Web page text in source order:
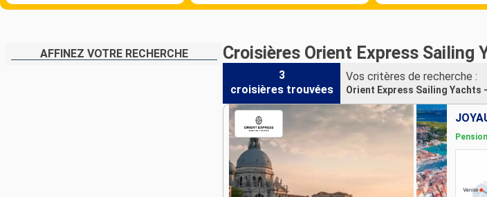
AFFINEZ VOTRE RECHERCHE Croisières Orient Express Sailing
3
croisières trouvées
Vos critères de recherche :
Orient Express Sailing Yachts